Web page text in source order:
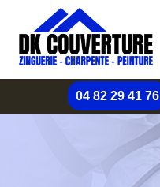
04 82 29 41 76